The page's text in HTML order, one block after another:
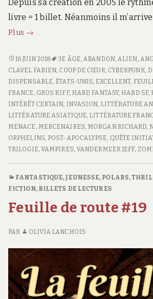
Depuis sa création en 2005 le
livre = 1 billet. Néanmoins il
Plus Feuille
route
#20
→
FEUILLE
DE
ROUTE
#20
16 JUIN 2018 3E ÂGE ABANDON, ALIEN
CLAVEL FABIEN COUP DE CŒUR CYBERPUNK
DISPENSABLE ÉTATS-UNIS EXCELLENT,
FRANCE GROS KIFF, HARD FANTASY, HARD SF,
INTÉRÊT CERTAIN INVASION LITTÉRATURE
LITTÉRATURE ASIATIQUE LITTÉRATURE
MENACE MERCENAIRES MORGAN RICHARD
ORPHELINS POST-APOCALYPSE QUÊTE
TRILOGIE VAMPIRES VANDERMEER JEFF,
FANTASTIQUE, JEUNESSE, POLARS,
FICTION, BILLETS DE LECTURES
Feuille de route #19
PAR OLIVIA LANCHOIS